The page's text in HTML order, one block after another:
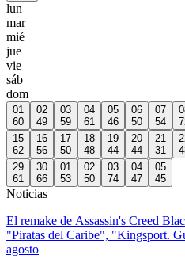
lun
mar
mié
jue
vie
sáb
dom
01
60
02
49
03
59
04
61
05
46
06
50
07
54
15
62
16
56
17
50
18
48
19
44
20
44
21
31
29
61
30
66
01
53
02
50
03
74
04
47
05
45
Noticias
El remake de Assassin's Creed
"Piratas del Caribe", "Kingsport.
agosto